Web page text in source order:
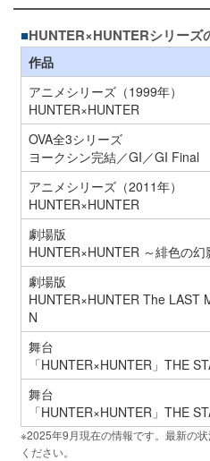
HUNTER×HUNTERシリーズ
作品
アニメシリーズ（1999年）
HUNTER×HUNTER
OVA全3シリーズ
ヨークシン完結／GI／GI Final
アニメシリーズ（2011年）
HUNTER×HUNTER
劇場版
HUNTER×HUNTER ～緋色の幻
劇場版
HUNTER×HUNTER The LAST
N
舞台
「HUNTER×HUNTER」THE
舞台
「HUNTER×HUNTER」THE
※2025年9月現在の情報です。最新の
ください。